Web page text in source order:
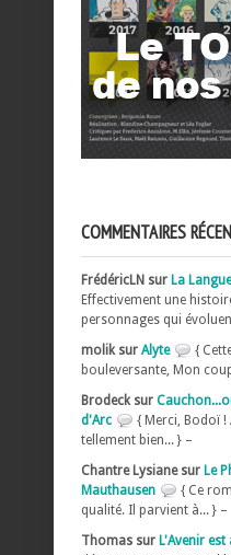
COMMENTAIRES
FrédéricLN sur La
Effectivement une
personnages qui
molik sur Alyte
{
bouleversante, Mon
Brodeck sur
d'Arc
{ Merci, Bodoï !
tellement bien... } –
Chantre Lysiane sur Le
Mauthausen
{ Ce
qualité. Il parvient à... } –
Thomas sur L'Avenir